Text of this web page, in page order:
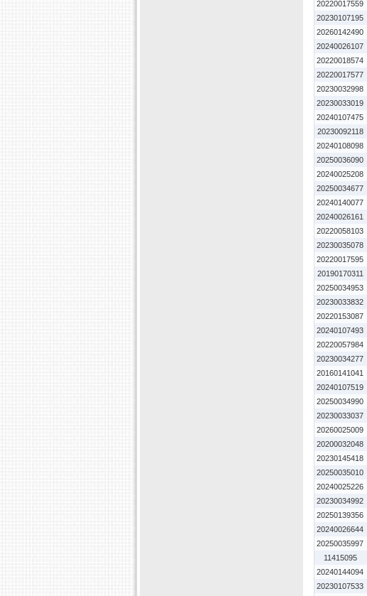
20220017559
20230107195
20260142490
20240026107
20220018574
20220017577
20230032998
20230033019
20240107475
20230092118
20240108098
20250036090
20240025208
20250034677
20240140077
20240026161
20220058103
20230035078
20220017595
20190170311
20250034953
20230033832
20220153087
20240107493
20220057984
20230034277
20160141041
20240107519
20250034990
20230033037
20260025009
20200032048
20230145418
20250035010
20240025226
20230034992
20250139356
20240026644
20250035997
11415095
20240144094
20230107533